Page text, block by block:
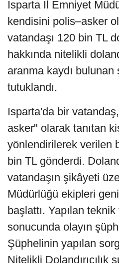
Isparta İl Emniyet
kendisini polis–asker
vatandaşı 120 bin TL
hakkında nitelikli
aranma kaydı
tutuklandı.
Isparta'da bir
asker" olarak tanıtan
yönlendirilerek verilen
bin TL gönderdi.
vatandaşın şikâyeti
Müdürlüğü ekipleri
başlattı. Yapılan
sonucunda olayın
Şüphelinin yapılan
Nitelikli Dolandırıcılık